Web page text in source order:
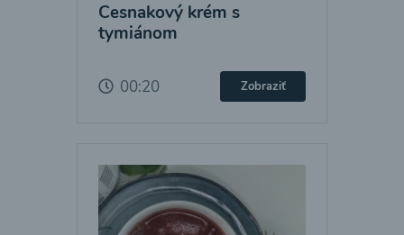
Cesnakový krém s
tymiánom
00:20 Zobraziť